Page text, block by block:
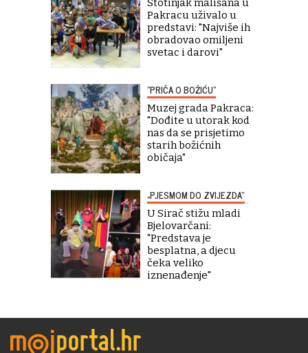
Pakracu uživalo u
predstavi: "Najviše ih
obradovao omiljeni
svetac i darovi"
"PRIČA O BOŽIĆU"
Muzej grada Pakraca:
"Dođite u utorak kod
nas da se prisjetimo
starih božićnih
običaja"
„PJESMOM DO ZVIJEZDA“
U Sirač stižu mladi
Bjelovarčani:
"Predstava je
besplatna, a djecu
čeka veliko
iznenađenje"